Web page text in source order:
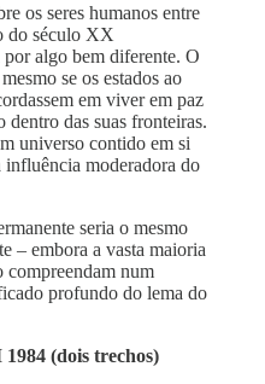
os seres humanos entre
do século XX
algo bem diferente. O
se os estados ao
em viver em paz
das suas fronteiras.
universo contido em si
moderadora do
seria o mesmo
– embora a vasta maioria
compreendam num
profundo do lema do
(dois trechos)